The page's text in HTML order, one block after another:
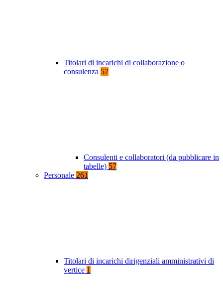
Titolari di incarichi di collaborazione o
consulenza 57
Consulenti e collaboratori (da pubblicare in
tabelle) 57
Personale 261
Titolari di incarichi dirigenziali amministrativi di
vertice 1